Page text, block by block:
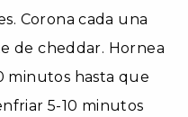
Corona cada una
de cheddar. Hornea
minutos hasta que
5-10 minutos